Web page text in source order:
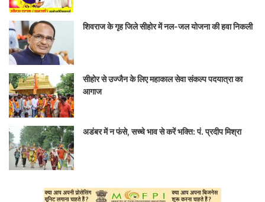
शिवराज के गृह जिले सीहोर में नल-जल योजना की हवा निकली
सीहोर से उज्जैन के लिए महाकाल सेवा संकल्प पदयात्रा का
आगाज
अडंबर में न फंसे, सच्चे भाव से करें भक्ति: पं. प्रदीप मिश्रा